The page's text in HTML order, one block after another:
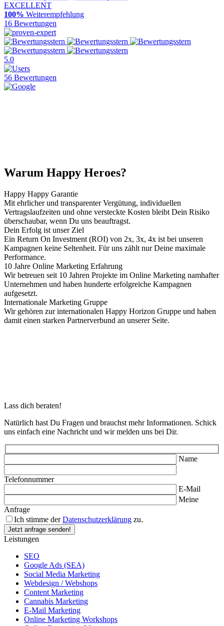
EXCELLENT
100% Weiterempfehlung
16 Bewertungen
5.0
56 Bewertungen
Warum Happy Heroes?
Happy Happy Garantie
Mit ehrlicher und transparenter Vergütung, individuellen
Vertragslaufzeiten und ohne versteckte Kosten bleibt Dein Risiko
überschaubar, wenn Du uns beauftragst.
Dein Erfolg ist unser Ziel
Ein Return On Investment (ROI) von 2x, 3x, 4x ist bei unseren
Kampagnen keine Seltenheit. Für uns zählt nur Deine maximale
Performance.
10 Jahre Online Marketing Erfahrung
Wir betreuen seit 10 Jahren Projekte im Online Marketing namhafter
Unternehmen und haben hunderte erfolgreiche Kampagnen
aufgesetzt.
Internationale Marketing Gruppe
Wir gehören zur internationalen Happy Horizon Gruppe und haben
damit einen starken Partnerverbund an unserer Seite.
Lass dich beraten!
Natürlich hast Du Fragen und brauchst mehr Informationen. Schick
uns einfach eine Nachricht und wir melden uns bei Dir.
Name
Telefonnummer
E-Mail
Meine
Anfrage
Ich stimme derDatenschutzerklärung zu.
Leistungen
SEO
Google Ads (SEA)
Social Media Marketing
Webdesign / Webshops
Content Marketing
Cannabis Marketing
E-Mail Marketing
Online Marketing Workshops